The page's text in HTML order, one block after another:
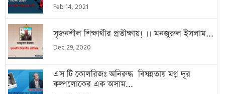
Feb 14, 2021
সৃজনশীল শিক্ষার্থীর প্রতীক্ষায়! ।। মনজুরুল ইসলাম...
Dec 29, 2020
এস টি কোলরিজঃ অনিরুদ্ধ বিষন্নতায় মগ্ন দূর
কল্পলোকের এক অসাম...